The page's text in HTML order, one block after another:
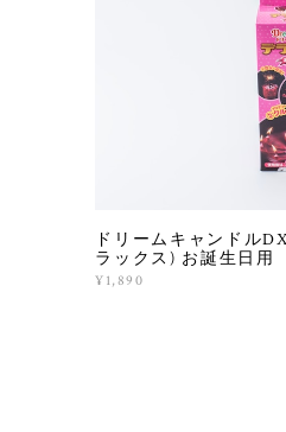
ドリームキャンドル
ラックス) お誕生日用
¥1,890